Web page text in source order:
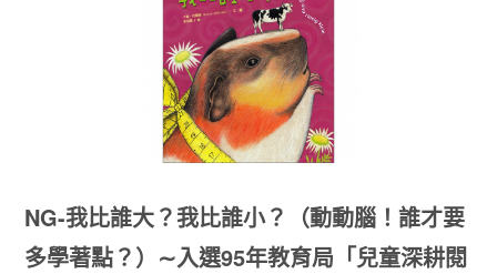
NG-我比誰大？我比誰小？（動動腦！誰才要
多學著點？）∼入選95年教育局「兒童深耕閱